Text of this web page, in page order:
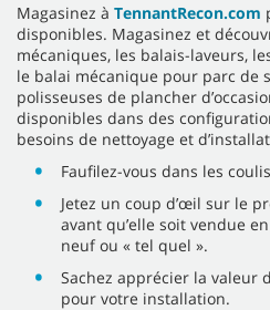
Magasinez à TennantRecon.com
disponibles. Magasinez et
mécaniques, les balais-laveurs,
le balai mécanique pour parc de
polisseuses de plancher
disponibles dans des
besoins de nettoyage et
Faufilez-vous dans les
Jetez un coup d’œil sur le
avant qu’elle soit vendue
neuf ou « tel quel ».
Sachez apprécier la valeur
pour votre installation.